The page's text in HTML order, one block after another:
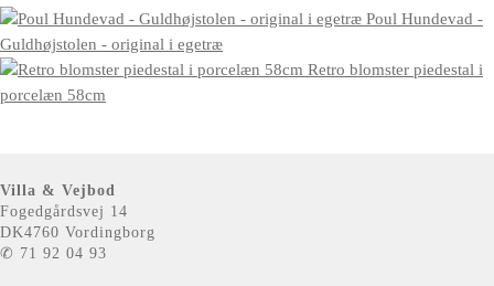
Poul Hundevad -
Guldhøjstolen - original i egetræ
Retro blomster piedestal i
porcelæn 58cm
Villa & Vejbod
Fogedgårdsvej 14
DK4760 Vordingborg
✆ 71 92 04 93